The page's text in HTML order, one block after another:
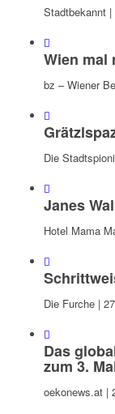
Stadtbekannt |
Wien mal
bz – Wiener
Die
Janes
Hotel Mama
Die Furche |
Das
zum 3.
oekonews.at |